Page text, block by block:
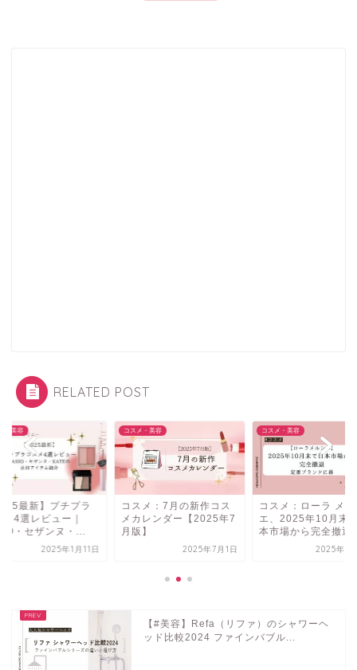
RELATED POST
・美容
最新】プチプラ
メ4選レビュー｜
・セザンヌ・...
2025年1月11日
コスメ・美容
コスメ：7月の新作コス
メカレンダー【2025年7
月版】
2025年7月1日
コスメ・美容
コスメ：ローラ メル
エ、2025年10月末
本市場から完全撤退
2025年7
【#美容】Refa（リファ）のシャワーヘ
ッド比較2024 ファインバブル...